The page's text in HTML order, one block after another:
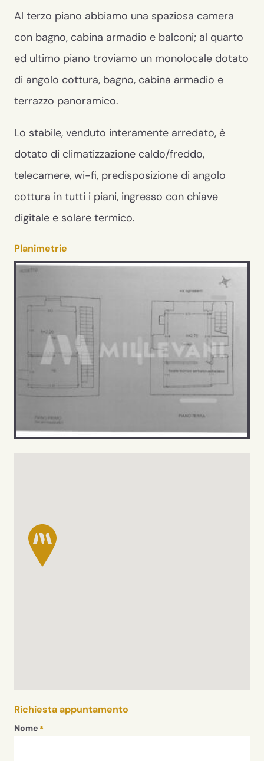
Al terzo piano abbiamo una spaziosa camera
con bagno, cabina armadio e balconi; al quarto
ed ultimo piano troviamo un monolocale dotato
di angolo cottura, bagno, cabina armadio e
terrazzo panoramico.
Lo stabile, venduto interamente arredato, è
dotato di climatizzazione caldo/freddo,
telecamere, wi-fi, predisposizione di angolo
cottura in tutti i piani, ingresso con chiave
digitale e solare termico.
Planimetrie
Richiesta appuntamento
Nome